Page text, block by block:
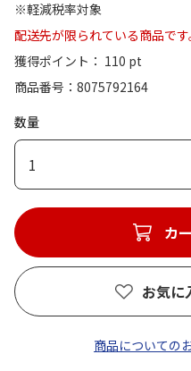
※軽減税率対象
配送先が限られている商品です
獲得ポイント： 110 pt
商品番号
8075792164
数量
1
カ
お気に
商品についての